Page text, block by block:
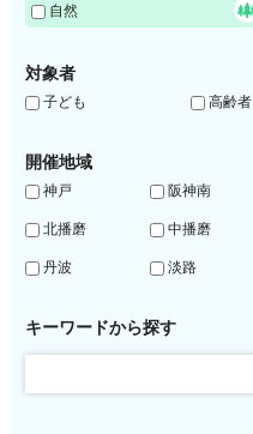
自然
対象者
子ども 高齢者
開催地域
神戸 阪神南
北播磨 中播磨
丹波 淡路
キーワードから探す